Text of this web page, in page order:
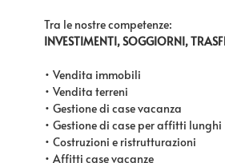
Tra le nostre competenze:
INVESTIMENTI, SOGGIORNI,
• Vendita immobili
• Vendita terreni
• Gestione di case vacanza
• Gestione di case per affitti lunghi
• Costruzioni e ristrutturazioni
• Affitti case vacanze